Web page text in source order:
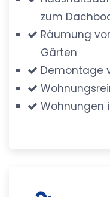
zum
Räumung
Gärten
Demontage
Wohnungen